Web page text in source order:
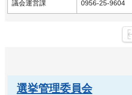
議会運営課 0956-25-9604
選挙管理委員会